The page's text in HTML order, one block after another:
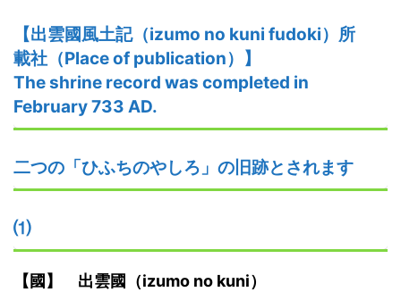
【出雲國風土記（izumo no kuni fudoki） 所
載社（Place of publication）】
The shrine record was completed in
February733 AD.
二つの「ひふちのやしろ」の旧跡とされます
⑴
【國】 出雲國
（izumo no kuni）